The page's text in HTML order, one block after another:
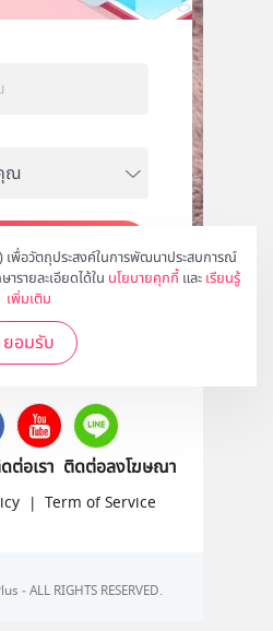
พื่อวัตถุประสงค์ในการพัฒนาประสบการณ์
รายละเอียดได้ใน นโยบายคุกกี้ และ เรียนรู้
เพิ่มเติม
ยอมรับ
สมัคร
ามเราได้ที่
ต่อเรา ติดต่อลงโฆษณา
| Term of Service
- ALL RIGHTS RESERVED.